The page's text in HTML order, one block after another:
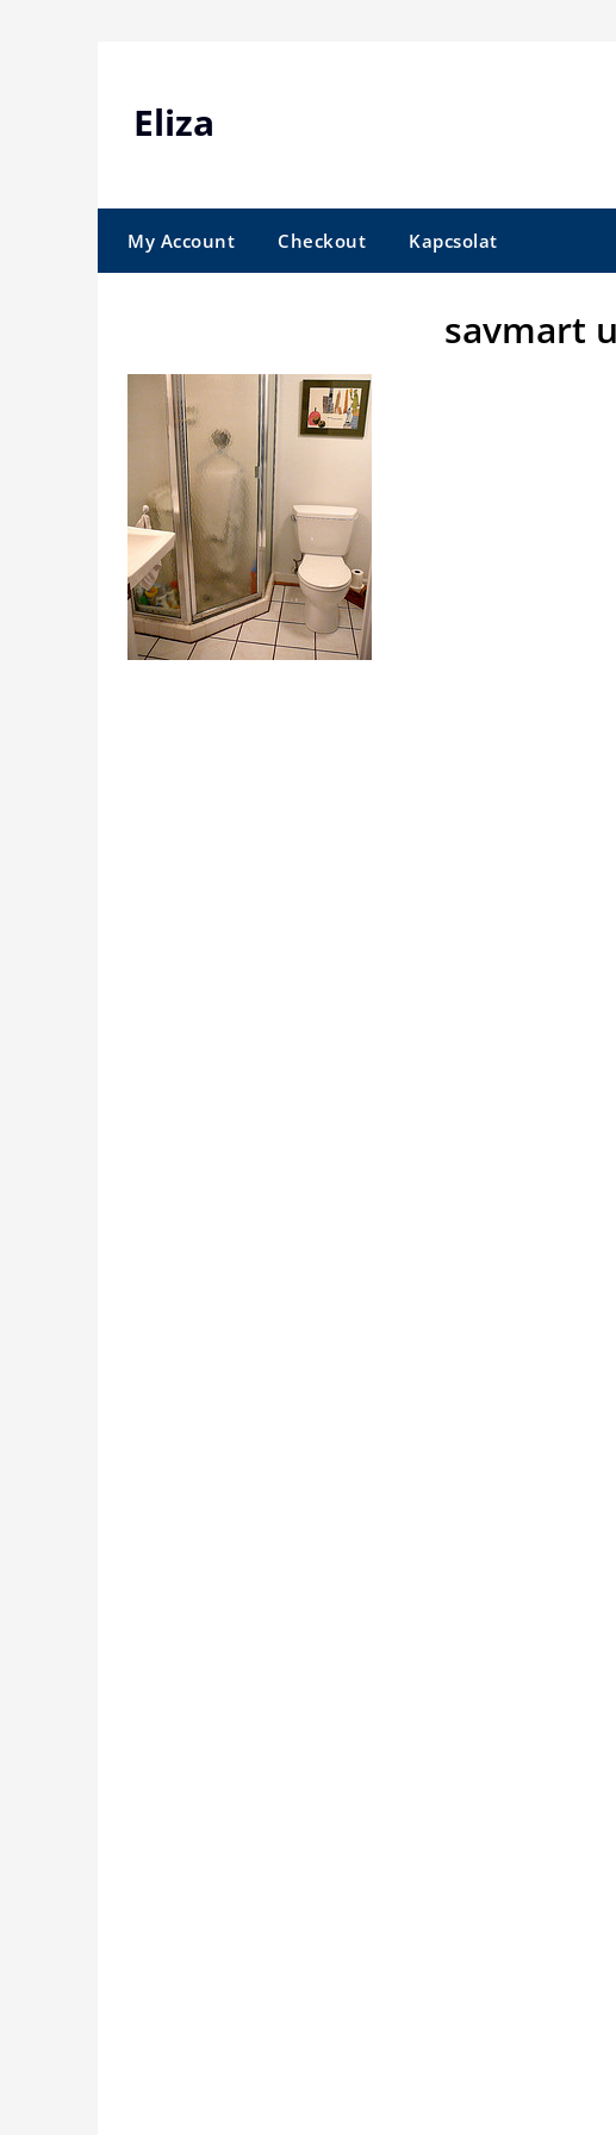
Eliza
My Account Checkout Kapcsolat
savmart